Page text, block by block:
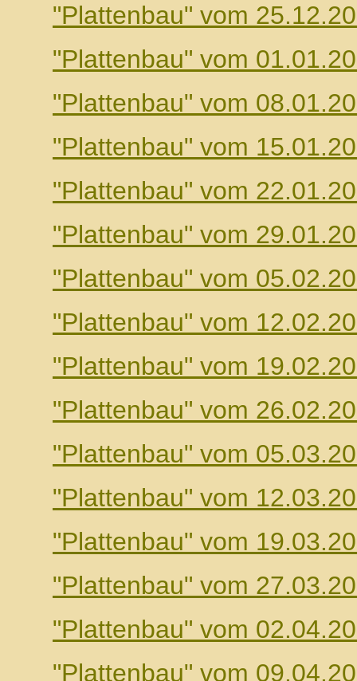
"Plattenbau" vom
"Plattenbau" vom
"Plattenbau" vom
"Plattenbau" vom
"Plattenbau" vom
"Plattenbau" vom
"Plattenbau" vom
"Plattenbau" vom
"Plattenbau" vom
"Plattenbau" vom
"Plattenbau" vom
"Plattenbau" vom
"Plattenbau" vom
"Plattenbau" vom
"Plattenbau" vom
"Plattenbau" vom